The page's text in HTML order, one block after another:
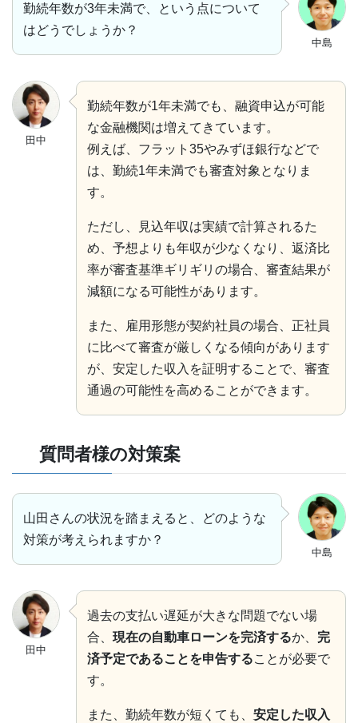
中島
勤続年数が3年未満で、という点について
はどうでしょうか？
田中
勤続年数が1年未満でも、融資申込が可能
な金融機関は増えてきています。
例えば、フラット35やみずほ銀行などで
は、勤続1年未満でも審査対象となりま
す。
ただし、見込年収は実績で計算されるた
め、予想よりも年収が少なくなり、返済比
率が審査基準ギリギリの場合、審査結果が
減額になる可能性があります。
また、雇用形態が契約社員の場合、正社員
に比べて審査が厳しくなる傾向があります
が、安定した収入を証明することで、審査
通過の可能性を高めることができます。
質問者様の対策案
中島
山田さんの状況を踏まえると、どのような
対策が考えられますか？
田中
過去の支払い遅延が大きな問題でない場
合、 現在の自動車ローンを完済するか、 完
済予定であることを申告することが必要で
す。
また、勤続年数が短くても、 安定した収入